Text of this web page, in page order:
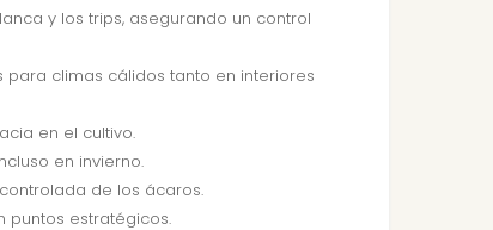
y los trips, asegurando un control
climas cálidos tanto en interiores
en el cultivo.
en invierno.
de los ácaros.
puntos estratégicos.